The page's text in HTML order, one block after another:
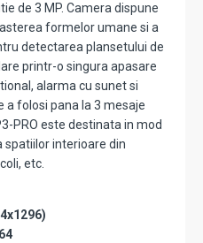
de 3 MP. Camera dispune
formelor umane si a
detectarea plansetului de
printr-o singura apasare
alarma cu sunet si
a folosi pana la 3 mesaje
PRO este destinata in mod
interioare din
etc.